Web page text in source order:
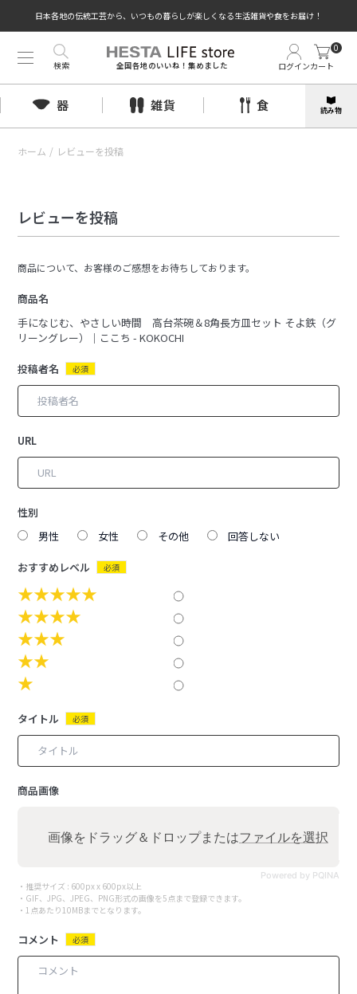
日本各地の伝統工芸から、いつもの暮らしが楽しくなる生活雑貨や食をお届け！
全国各地のいいね！集めました ログインカート
0
検索
器 雑貨 食 読み物
ホーム / レビューを投稿
レビューを投稿
商品について、お客様のご感想をお待ちしております。
商品名
手になじむ、やさしい時間 高台茶碗＆8角長方皿セット そよ鉄（グ
リーングレー）｜ここち - KOKOCHI
投稿者名 必須
URL
性別
男性
女性 その他 回答しない
おすすめレベル 必須
★★★★★
★★★★
★★★
★★
★
タイトル 必須
商品画像
Powered by PQINA
画像をドラッグ＆ドロップまたはファイルを選択
・推奨サイズ : 600px x 600px以上
・GIF、JPG、JPEG、PNG形式の画像を5点まで登録できます。
・1点あたり10MBまでとなります。
コメント 必須